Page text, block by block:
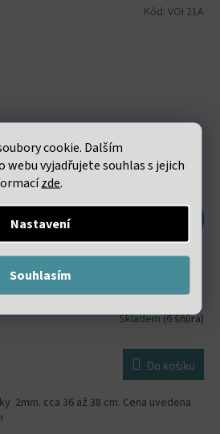
cookie. Dalším
vyjadřujete souhlas s jejich
zde.
Nastavení
Souhlasím
2mm šňůra 36 až 38 cm
Skladem(6 šňůra)
Do košíku
2mm. cca 36 až 38 cm. Cena uvedena
Kód: VOI 21A